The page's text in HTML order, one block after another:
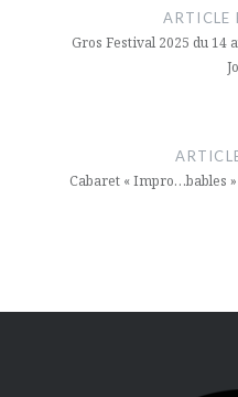
l’article
ARTICLE
Gros Festival 2025 du 14
Cabaret « Impro…bables